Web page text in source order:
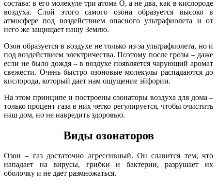
состава: в его молекуле три атома О, а не два, как в кислороде
воздуха. Слой этого самого озона образуется высоко в
атмосфере под воздействием опасного ультрафиолета и от
него же защищает нашу Землю.
Озон образуется в воздухе не только из-за ультрафиолета, но и
под воздействием электричества. Поэтому после грозы – даже
если не было дождя – в воздухе появляется чарующий аромат
свежести. Очень быстро озоновые молекулы распадаются до
кислорода, который дает нам ощущение эйфории.
На этом принципе и построены озонаторы воздуха для дома –
только процент газа в них четко регулируется, чтобы очистить
наш дом, но не навредить здоровью.
Виды озонаторов
Озон – газ достаточно агрессивный. Он славится тем, что
нападает на вирусы, грибки и бактерии, разрушает их
оболочку и не дает размножаться.